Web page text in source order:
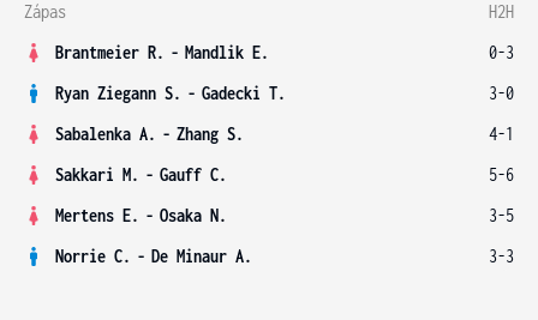
Zápas
H2H
Brantmeier R. - Mandlik E.
0-3
Ryan Ziegann S. - Gadecki T.
3-0
Sabalenka A. - Zhang S.
4-1
Sakkari M. - Gauff C.
5-6
Mertens E. - Osaka N.
3-5
Norrie C. - De Minaur A. 3-3